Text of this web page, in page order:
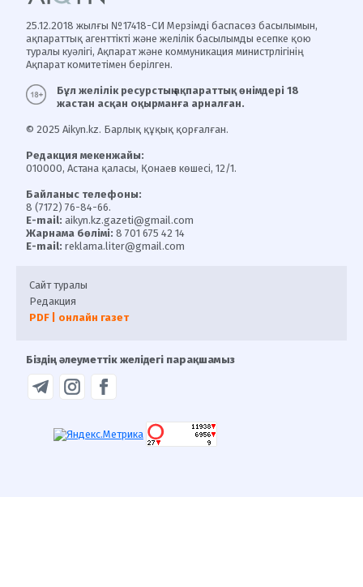
25.12.2018 жылғы №17418-СИ Мерзімді баспасөз басылымын,
ақпараттық агенттікті және желілік басылымды есепке қою
туралы куәлігі, Ақпарат және коммуникация министрлігінің
Ақпарат комитетімен берілген.
Бұл желілік ресурстың ақпараттық өнімдері 18
жастан асқан оқырманға арналған.
© 2025 Aikyn.kz. Барлық құқық қорғалған.
Редакция мекенжайы:
010000, Астана қаласы, Қонаев көшесі, 12/1.
Байланыс телефоны:
8 (7172) 76-84-66.
E-mail: aikyn.kz.gazeti@gmail.com
Жарнама бөлімі: 8 701 675 42 14
E-mail: reklama.liter@gmail.com
Сайт туралы
Редакция
PDF | онлайн газет
Біздің әлеуметтік желідегі парақшамыз